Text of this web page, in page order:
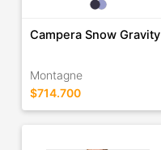
Campera Snow Gravity
Montagne
$714.700